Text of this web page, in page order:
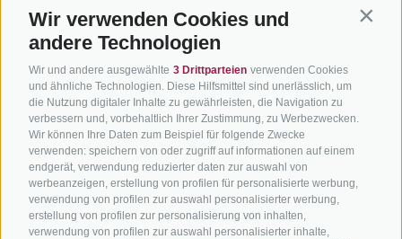
Wir verwenden Cookies und
andere Technologien
Wir und andere ausgewählte 3 Drittparteien verwenden Cookies
und ähnliche Technologien. Diese Hilfsmittel sind unerlässlich, um
die Nutzung digitaler Inhalte zu gewährleisten, die Navigation zu
verbessern und, vorbehaltlich Ihrer Zustimmung, zu Werbezwecken.
Wir können Ihre Daten zum Beispiel für folgende Zwecke
verwenden: speichern von oder zugriff auf informationen auf einem
endgerät, verwendung reduzierter daten zur auswahl von
werbeanzeigen, erstellung von profilen für personalisierte werbung,
verwendung von profilen zur auswahl personalisierter werbung,
erstellung von profilen zur personalisierung von inhalten,
verwendung von profilen zur auswahl personalisierter inhalte,
BIKEHOTELS
SÜDTIROL
Hotels & Pakete
Urlaubspakete
Unsere Gutscheine
Hot Deals
Bike & Work
BIKEN IN
SÜDTIROL
Mountainbiken in
Südtirol
Rennradfahren in
Südtirol
Radwege in Südtirol
Bikeshops & Verleihe
Kontakt
Anreise
Zum